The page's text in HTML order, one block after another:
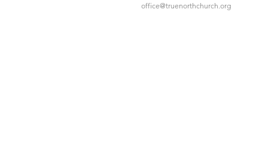
office@truenorthchurch.org